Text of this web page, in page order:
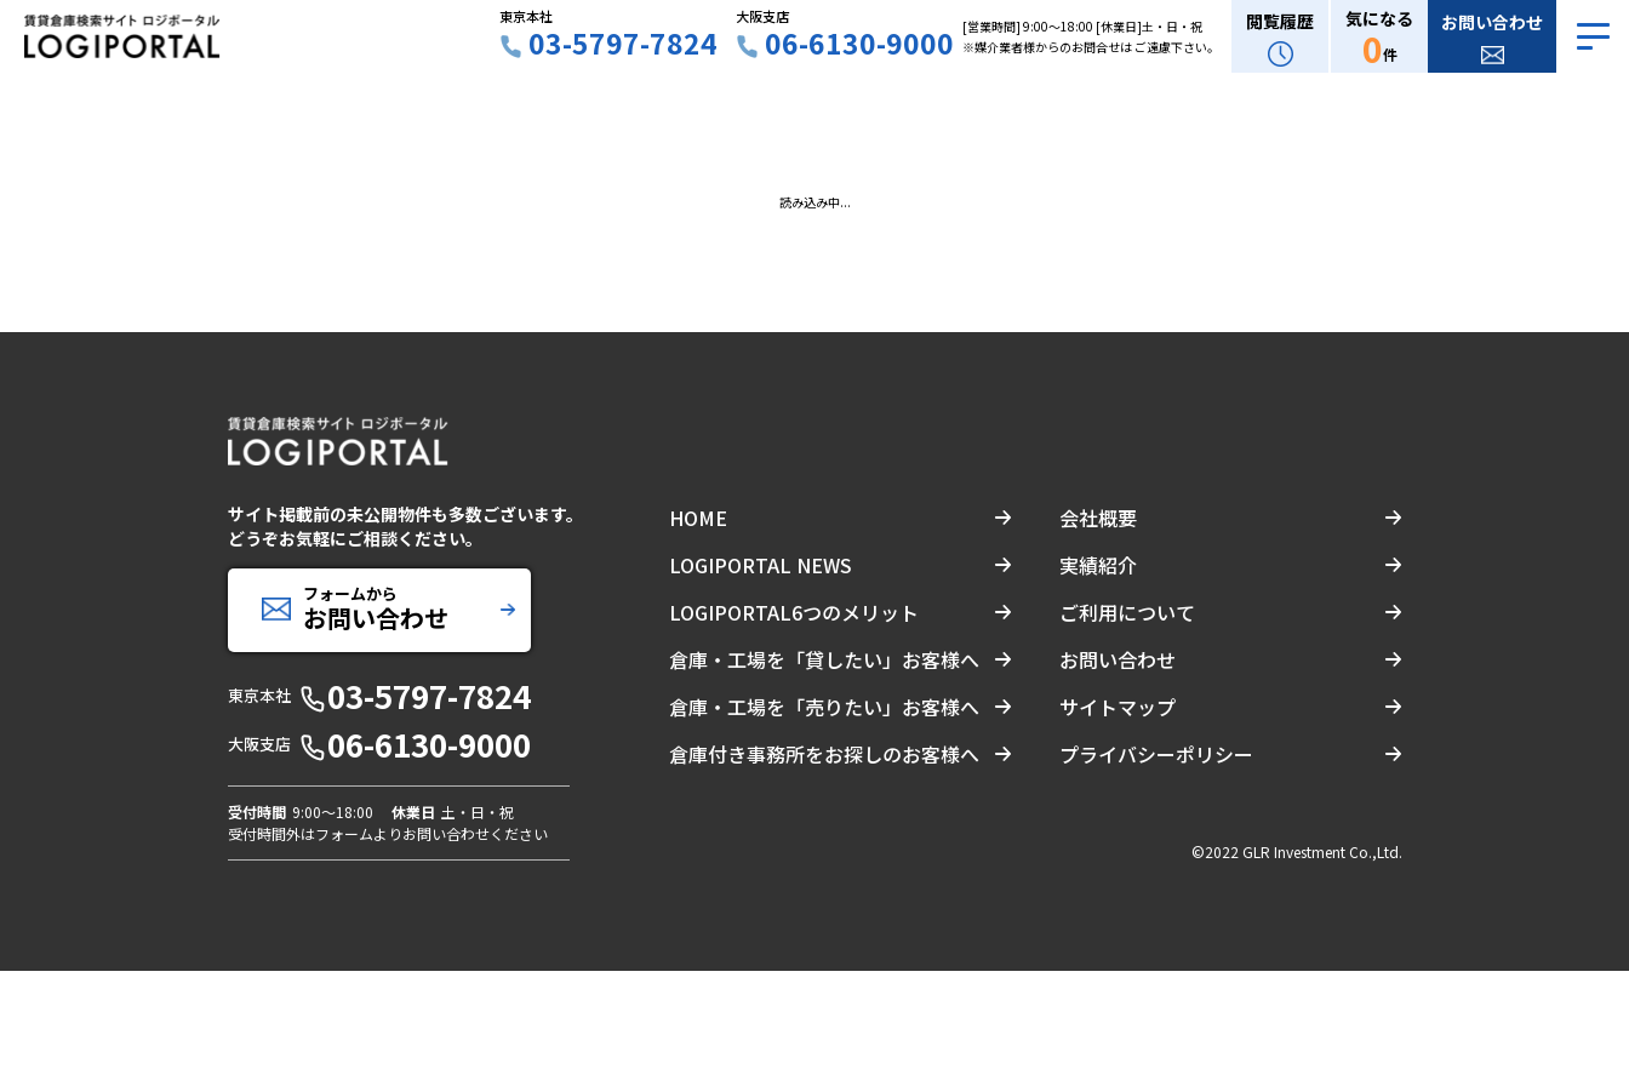
東京本社
03-5797-7824
大阪支店
06-6130-9000 [営業時間] 9:00〜18:00 [休業日]土・日・祝
※媒介業者様からのお問合せは ご遠慮下さい。
閲覧履歴 気になる
0件
お問い合わせ
読み込み中...
サイト掲載前の未公開物件も多数ございます。
どうぞお気軽にご相談ください。
フォームから
お問い合わせ
東京本社 03-5797-7824
大阪支店 06-6130-9000
受付時間 9:00〜18:00 休業日 土・日・祝
受付時間外はフォームよりお問い合わせください
HOME
LOGIPORTAL NEWS
LOGIPORTAL6つのメリット
倉庫・工場を「貸したい」お客様へ
倉庫・工場を「売りたい」お客様へ
倉庫付き事務所をお探しのお客様へ
会社概要
実績紹介
ご利用について
お問い合わせ
サイトマップ
プライバシーポリシー
©2022 GLR Investment Co.,Ltd.